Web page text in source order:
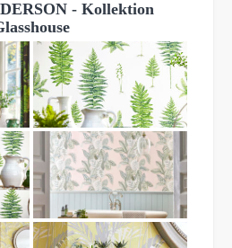
- Kollektion